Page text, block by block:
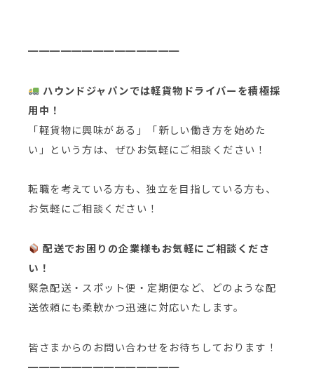
━━━━━━━━━━━━━━
ハウンドジャパンでは軽貨物ドライバーを積極採
用中！
「軽貨物に興味がある」「新しい働き方を始めた
い」という方は、ぜひお気軽にご相談ください！
転職を考えている方も、独立を目指している方も、
お気軽にご相談ください！
配送でお困りの企業様もお気軽にご相談くださ
い！
緊急配送・スポット便・定期便など、どのような配
送依頼にも柔軟かつ迅速に対応いたします。
皆さまからのお問い合わせをお待ちしております！
━━━━━━━━━━━━━━